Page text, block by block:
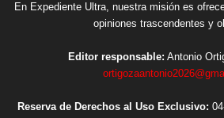
En Expediente Ultra, nuestra misión es
opiniones trascendentes y
Editor responsable: Antonio
Reserva de Derechos al Uso Exclusivo: